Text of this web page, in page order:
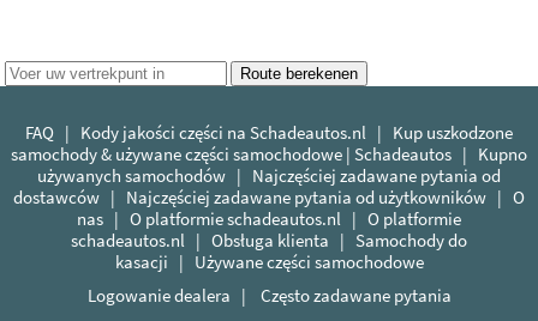
FAQ | Kody jakości części na Schadeautos.nl | Kup uszkodzone
samochody & używane części samochodowe | Schadeautos | Kupno
używanych samochodów | Najczęściej zadawane pytania od
dostawców | Najczęściej zadawane pytania od użytkowników | O
nas | O platformie schadeautos.nl | O platformie
schadeautos.nl | Obsługa klienta | Samochody do
kasacji | Używane części samochodowe
Logowanie dealera | Często zadawane pytania